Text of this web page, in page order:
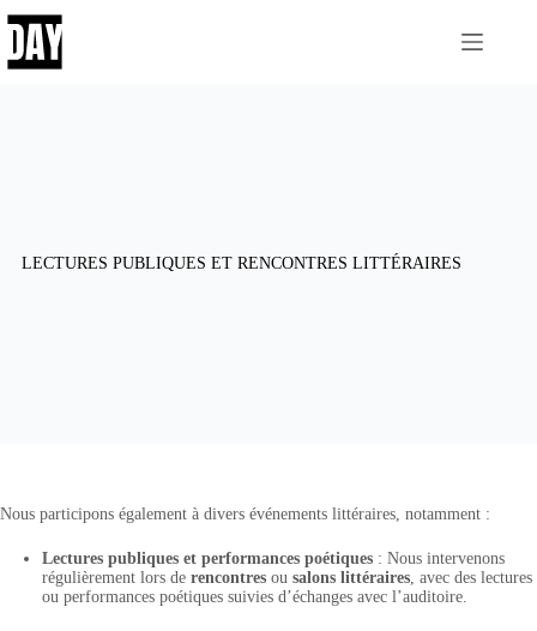
au
contenu
LECTURES PUBLIQUES ET RENCONTRES LITTÉRAIRES
Nous participons également à divers événements littéraires, notamment :
Lectures publiques et performances poétiques : Nous intervenons
régulièrement lors de rencontres ou salons littéraires, avec des lectures
ou performances poétiques suivies d’échanges avec l’auditoire.